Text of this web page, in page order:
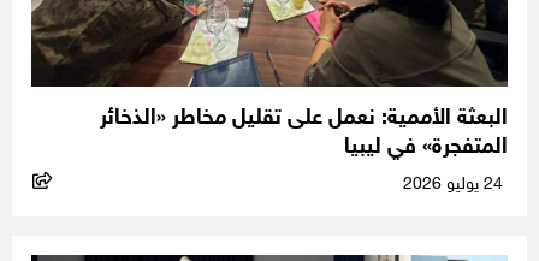
البعثة الأممية: نعمل على تقليل مخاطر «الذخائر
المتفجرة» في ليبيا